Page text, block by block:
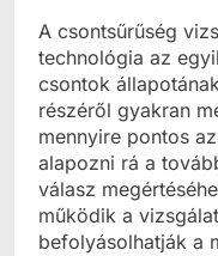
A csontsűrűség
technológia az
csontok
részéről gyakran
mennyire pontos
alapozni rá a
válasz
működik a
befolyásolhatják a